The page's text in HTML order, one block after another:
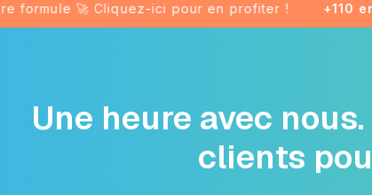
🚀 Cliquez-ici pour en profiter ! +110
Une heure avec
clients